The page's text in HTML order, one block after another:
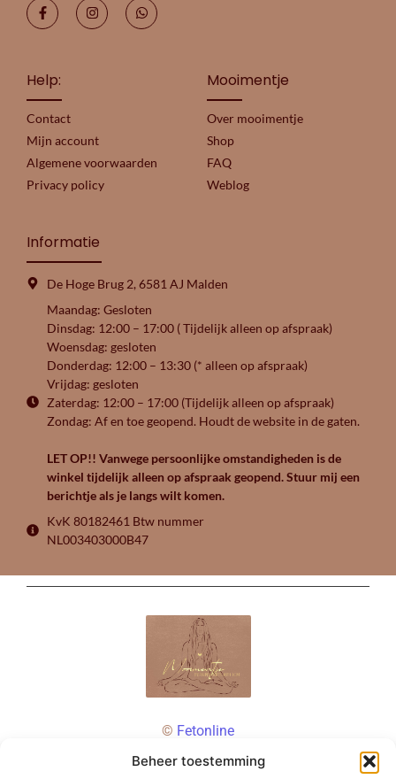
Beheer toestemming
Help:
Contact
Mijn account
Algemene voorwaarden
Privacy policy
Mooimentje
Over mooimentje
Shop
FAQ
Weblog
Informatie
De Hoge Brug 2, 6581 AJ Malden
Maandag: Gesloten
Dinsdag: 12:00 – 17:00 ( Tijdelijk alleen op afspraak)
Woensdag: gesloten
Donderdag: 12:00 – 13:30 (* alleen op afspraak)
Vrijdag: gesloten
Zaterdag: 12:00 – 17:00 (Tijdelijk alleen op afspraak)
Zondag: Af en toe geopend. Houdt de website in de gaten.
LET OP!! Vanwege persoonlijke omstandigheden is de
winkel tijdelijk alleen op afspraak geopend. Stuur mij een
berichtje als je langs wilt komen.
KvK 80182461 Btw nummer
NL003403000B47
© Fetonline